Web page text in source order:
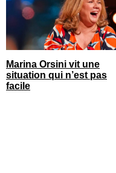
Marina Orsini vit une
situation qui n’est pas
facile